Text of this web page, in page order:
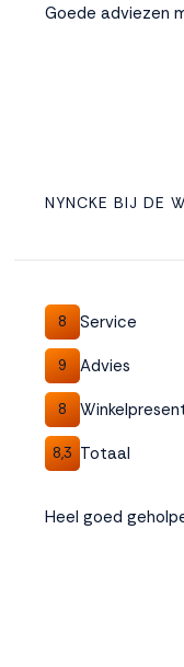
Goede adviezen
NYNCKE BIJ DE
8 Service
9 Advies
8
8,3 Totaal
Heel goed